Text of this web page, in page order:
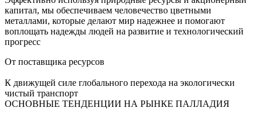
капитал, мы обеспечиваем человечество цветными
металлами, которые делают мир надежнее и помогают
воплощать надежды людей на развитие и технологический
прогресс
От поставщика ресурсов
К движущей силе глобального перехода на экологически
чистый транспорт
ОСНОВНЫЕ ТЕНДЕНЦИИ НА РЫНКЕ ПАЛЛАДИЯ